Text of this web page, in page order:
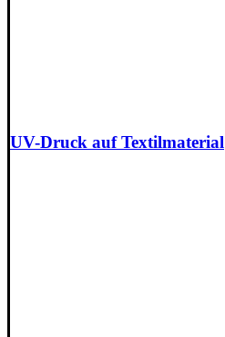
UV-Druck auf Textilmaterial